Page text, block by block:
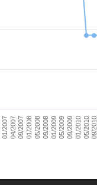
01/200704/200709/200701/200805/200809/200801/200905/200909/200901/201005/201009/